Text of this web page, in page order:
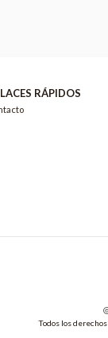
RÁPIDOS
Todos los